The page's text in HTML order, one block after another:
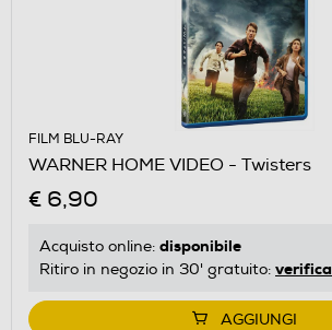
FILM BLU-RAY
WARNER HOME VIDEO - Twisters
€ 6,90
Acquisto online: disponibile
Ritiro in negozio in 30' gratuito: verifica
AGGIUNGI